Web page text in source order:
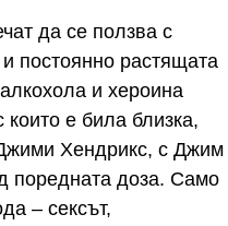
да се ползва с
постоянно растящата
и хероина
е била близка,
Хендрикс, с Джим
поредната доза. Само
– сексът,